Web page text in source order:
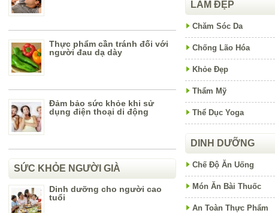
Thực phẩm cần tránh đối với
người đau dạ dày
Đảm bảo sức khỏe khi sử
dụng điện thoại di động
SỨC KHỎE NGƯỜI GIÀ
Dinh dưỡng cho người cao
tuổi
LÀM ĐẸP
Chăm Sóc Da
Chống Lão Hóa
Khỏe Đẹp
Thẩm Mỹ
Thể Dục Yoga
DINH DƯỠNG
Chế Độ Ăn Uống
Món Ăn Bài Thuốc
An Toàn Thực Phẩm